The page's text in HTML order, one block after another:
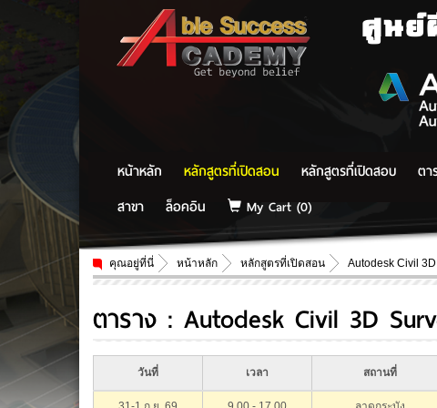
ศูนย์
หน้าหลัก หลักสูตรที่เปิดสอน หลักสูตรที่เปิดสอบ ตา
สาขา
ล็อคอิน My Cart (0)
คุณอยู่ที่นี่ หน้าหลัก หลักสูตรที่เปิดสอน Autodesk Civil
ตาราง : Autodesk Civil 3D
วันที่ เวลา สถานที่